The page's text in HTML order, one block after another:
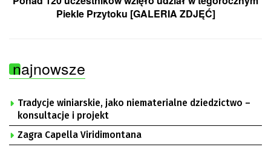
Piekle Przytoku [GALERIA ZDJĘĆ]
najnowsze
Tradycje winiarskie, jako niematerialne dziedzictwo –
konsultacje i projekt
Zagra Capella Viridimontana